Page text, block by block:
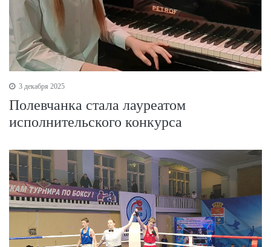
3 декабря 2025
Полевчанка стала лауреатом
исполнительского конкурса